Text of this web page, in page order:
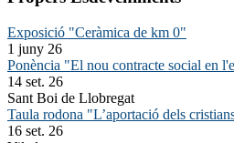
Exposició "Ceràmica de km 0"
1 juny 26
Ponència "El nou contracte social en
14 set. 26
Sant Boi de Llobregat
Taula rodona "L’aportació dels
16 set. 26